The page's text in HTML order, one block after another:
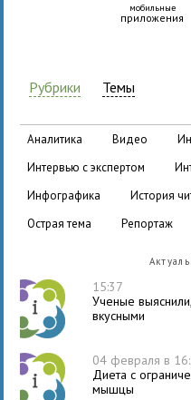
мобильные
приложения
Рубрики Темы
аналитика видео
интервью с экспертом
инфографика
история
острая тема
репортаж
15:37
Ученые
вкусными
04 февраля в
Диета с
мышцы